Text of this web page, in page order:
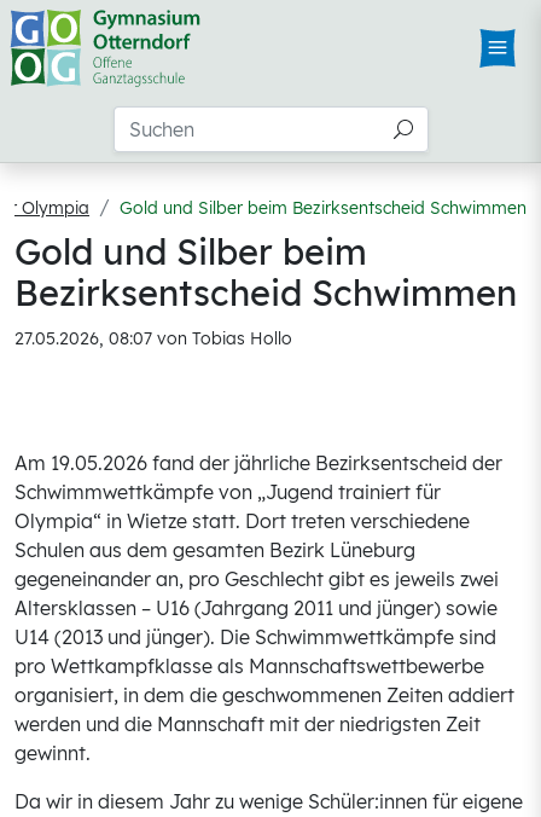
Olympia Gold und Silber beim Bezirksentscheid Schwimmen
Gold und Silber beim
Bezirksentscheid Schwimmen
27.05.2026, 08:07 von Tobias Hollo
Am 19.05.2026 fand der jährliche Bezirksentscheid der
Schwimmwettkämpfe von „Jugend trainiert für
Olympia“ in Wietze statt. Dort treten verschiedene
Schulen aus dem gesamten Bezirk Lüneburg
gegeneinander an, pro Geschlecht gibt es jeweils zwei
Altersklassen – U16 (Jahrgang 2011 und jünger) sowie
U14 (2013 und jünger). Die Schwimmwettkämpfe sind
pro Wettkampfklasse als Mannschaftswettbewerbe
organisiert, in dem die geschwommenen Zeiten addiert
werden und die Mannschaft mit der niedrigsten Zeit
gewinnt.
Da wir in diesem Jahr zu wenige Schüler:innen für eigene